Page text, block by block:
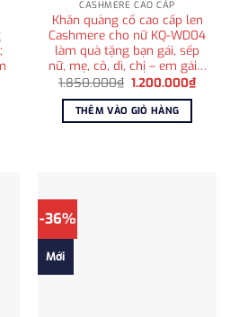
CASHMERE CAO CẤP
Khăn quàng cổ cao cấp len
Cashmere cho nữ KQ-WD04
làm quà tặng bạn gái, sếp
nữ, mẹ, cô, dì, chị – em gái…
1.850.000₫ Giá
là:
1.850.000₫.
1.200.000₫Giá
hiện
THÊM VÀO GIỎ HÀNG
-36%
Mới